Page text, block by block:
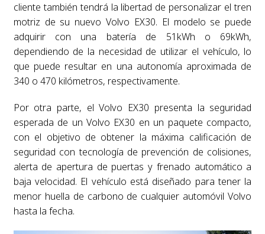
cliente también tendrá la libertad de personalizar el tren
motriz de su nuevo Volvo EX30. El modelo se puede
adquirir con una batería de 51kWh o 69kWh,
dependiendo de la necesidad de utilizar el vehículo, lo
que puede resultar en una autonomía aproximada de
340 o 470 kilómetros, respectivamente.
Por otra parte, el Volvo EX30 presenta la seguridad
esperada de un Volvo EX30 en un paquete compacto,
con el objetivo de obtener la máxima calificación de
seguridad con tecnología de prevención de colisiones,
alerta de apertura de puertas y frenado automático a
baja velocidad. El vehículo está diseñado para tener la
menor huella de carbono de cualquier automóvil Volvo
hasta la fecha.